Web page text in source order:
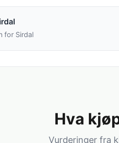
for Sirdal
Hva
Vurderinger fra